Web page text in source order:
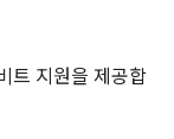
트 지원을 제공합